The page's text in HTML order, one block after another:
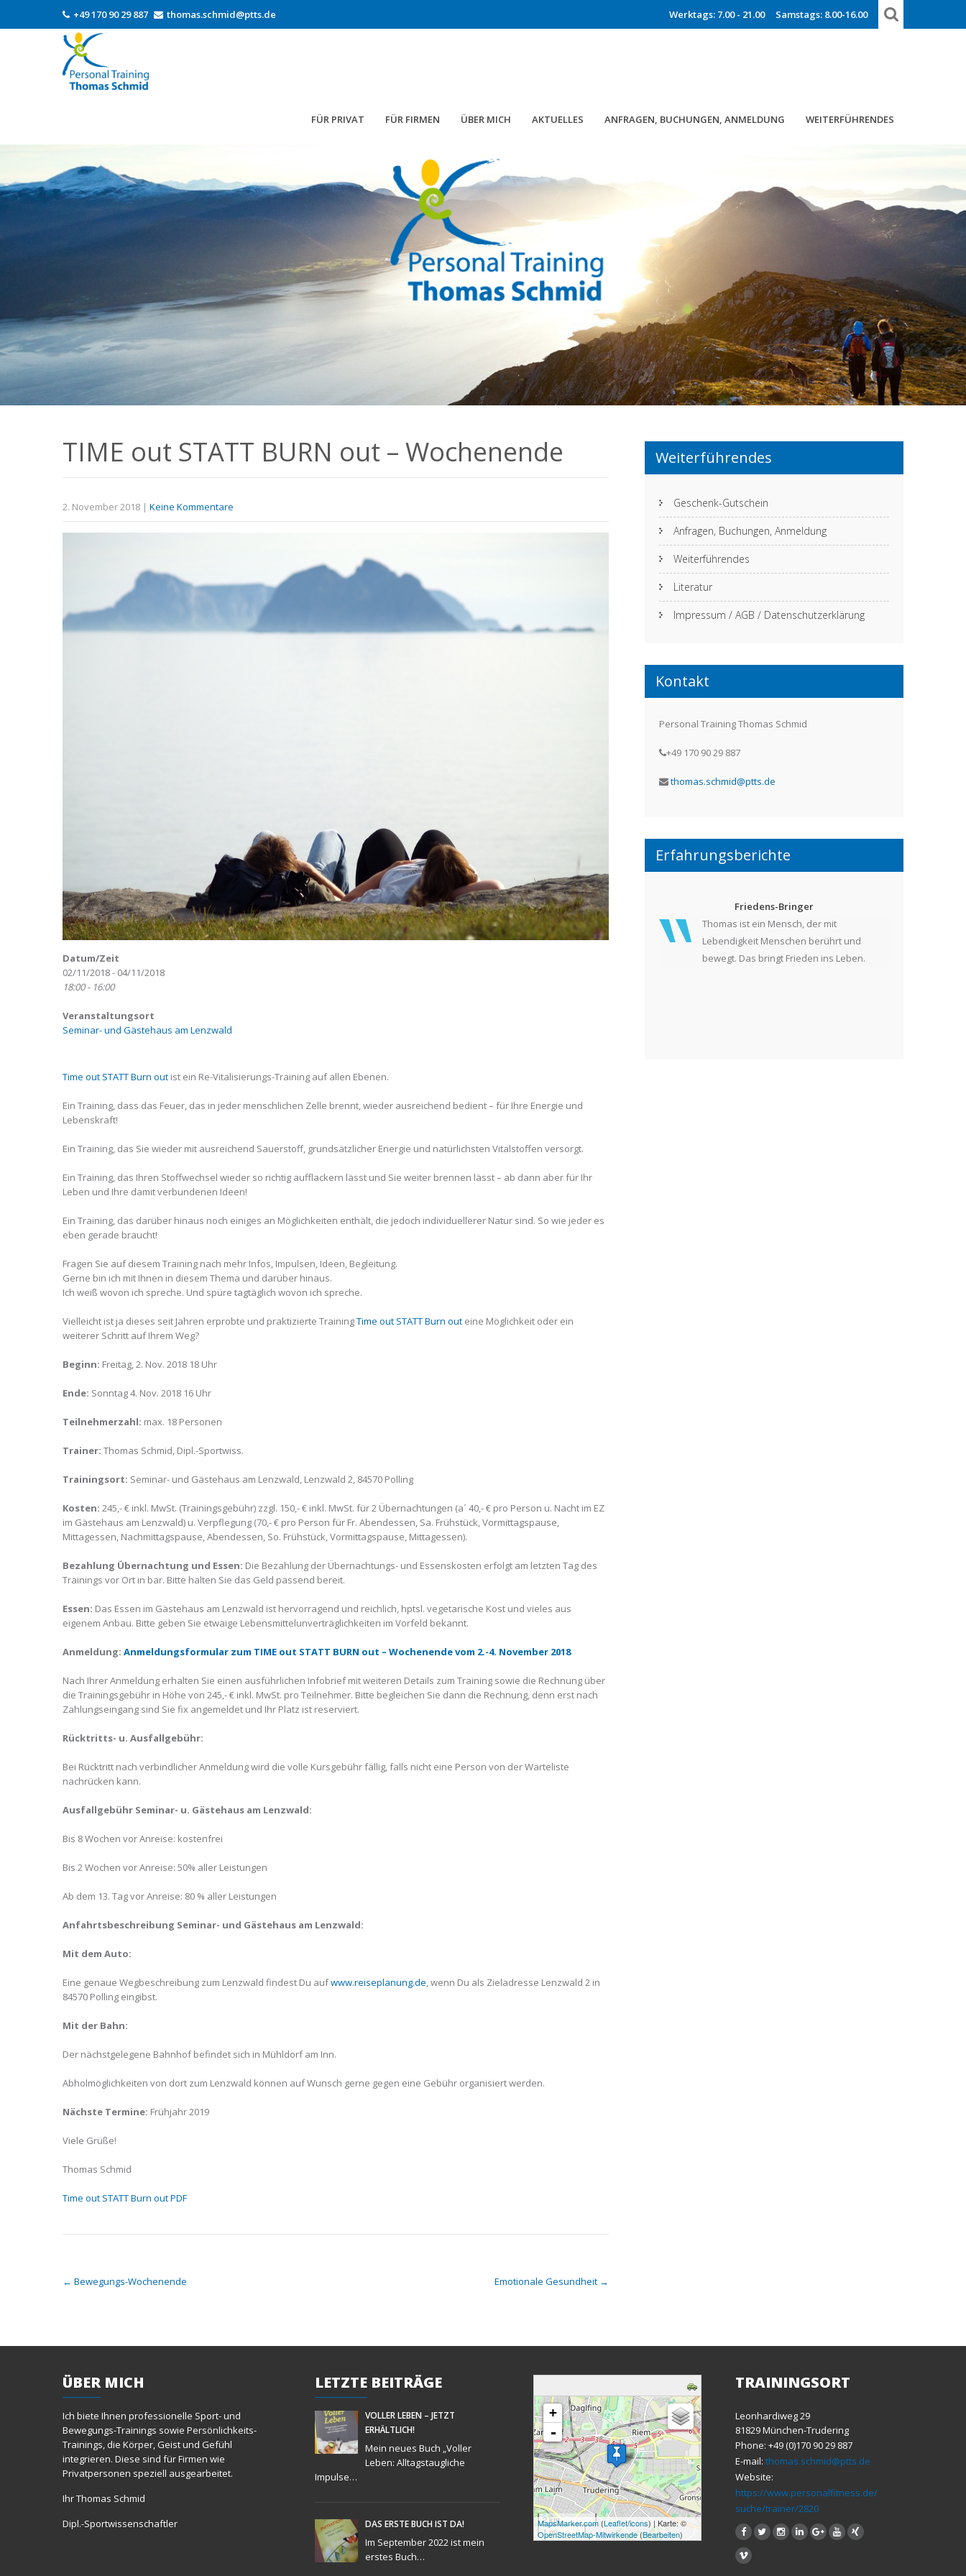
+49 170 90 29 887 thomas.schmid@ptts.de Werktags: 7.00 - 21.00 Samstags: 8.00-16.00
FÜR PRIVAT FÜR FIRMEN ÜBER MICH AKTUELLES ANFRAGEN, BUCHUNGEN, ANMELDUNG WEITERFÜHRENDES
TIME out STATT BURN out – Wochenende
2. November 2018 | Keine Kommentare
Datum/Zeit
02/11/2018 - 04/11/2018
18:00 - 16:00
Veranstaltungsort
Seminar- und Gästehaus am Lenzwald
Time out STATT Burn out ist ein Re-Vitalisierungs-Training auf allen Ebenen.
Ein Training, dass das Feuer, das in jeder menschlichen Zelle brennt, wieder ausreichend bedient – für Ihre Energie und
Lebenskraft!
Ein Training, das Sie wieder mit ausreichend Sauerstoff, grundsätzlicher Energie und natürlichsten Vitalstoffen versorgt.
Ein Training, das Ihren Stoffwechsel wieder so richtig aufflackern lässt und Sie weiter brennen lässt – ab dann aber für Ihr
Leben und Ihre damit verbundenen Ideen!
Ein Training, das darüber hinaus noch einiges an Möglichkeiten enthält, die jedoch individuellerer Natur sind. So wie jeder es
eben gerade braucht!
Fragen Sie auf diesem Training nach mehr Infos, Impulsen, Ideen, Begleitung.
Gerne bin ich mit Ihnen in diesem Thema und darüber hinaus.
Ich weiß wovon ich spreche. Und spüre tagtäglich wovon ich spreche.
Vielleicht ist ja dieses seit Jahren erprobte und praktizierte TrainingTime out STATT Burn out eine Möglichkeit oder ein
weiterer Schritt auf Ihrem Weg?
Beginn: Freitag, 2. Nov. 2018 18 Uhr
Ende: Sonntag 4. Nov. 2018 16 Uhr
Teilnehmerzahl: max. 18 Personen
Trainer: Thomas Schmid, Dipl.-Sportwiss.
Trainingsort: Seminar- und Gästehaus am Lenzwald, Lenzwald 2, 84570 Polling
Kosten: 245,- € inkl. MwSt. (Trainingsgebühr) zzgl. 150,- € inkl. MwSt. für 2 Übernachtungen (a´ 40,- € pro Person u. Nacht im EZ
im Gästehaus am Lenzwald) u. Verpflegung (70,- € pro Person für Fr. Abendessen, Sa. Frühstück, Vormittagspause,
Mittagessen, Nachmittagspause, Abendessen, So. Frühstück, Vormittagspause, Mittagessen).
Bezahlung Übernachtung und Essen: Die Bezahlung der Übernachtungs- und Essenskosten erfolgt am letzten Tag des
Trainings vor Ort in bar. Bitte halten Sie das Geld passend bereit.
Essen: Das Essen im Gästehaus am Lenzwald ist hervorragend und reichlich, hptsl. vegetarische Kost und vieles aus
eigenem Anbau. Bitte geben Sie etwaige Lebensmittelunverträglichkeiten im Vorfeld bekannt.
Anmeldung: Anmeldungsformular zum TIME out STATT BURN out – Wochenende vom 2.-4. November 2018
Nach Ihrer Anmeldung erhalten Sie einen ausführlichen Infobrief mit weiteren Details zum Training sowie die Rechnung über
die Trainingsgebühr in Höhe von 245,- € inkl. MwSt. pro Teilnehmer. Bitte begleichen Sie dann die Rechnung, denn erst nach
Zahlungseingang sind Sie fix angemeldet und Ihr Platz ist reserviert.
Rücktritts- u. Ausfallgebühr:
Bei Rücktritt nach verbindlicher Anmeldung wird die volle Kursgebühr fällig, falls nicht eine Person von der Warteliste
nachrücken kann.
Ausfallgebühr Seminar- u. Gästehaus am Lenzwald:
Bis 8 Wochen vor Anreise: kostenfrei
Bis 2 Wochen vor Anreise: 50% aller Leistungen
Ab dem 13. Tag vor Anreise: 80 % aller Leistungen
Anfahrtsbeschreibung Seminar- und Gästehaus am Lenzwald:
Mit dem Auto:
Eine genaue Wegbeschreibung zum Lenzwald findest Du aufwww.reiseplanung.de, wenn Du als Zieladresse Lenzwald 2 in
84570 Polling eingibst.
Mit der Bahn:
Der nächstgelegene Bahnhof befindet sich in Mühldorf am Inn.
Abholmöglichkeiten von dort zum Lenzwald können auf Wunsch gerne gegen eine Gebühr organisiert werden.
Nächste Termine: Frühjahr 2019
Viele Grüße!
Thomas Schmid
Time out STATT Burn out PDF
Post
← Bewegungs-Wochenende Emotionale Gesundheit →
Weiterführendes
Geschenk-Gutschein
Anfragen, Buchungen, Anmeldung
Weiterführendes
Literatur
Impressum / AGB / Datenschutzerklärung
Kontakt
Personal Training Thomas Schmid
+49 170 90 29 887
thomas.schmid@ptts.de
Erfahrungsberichte
Friedens-Bringer
Thomas ist ein Mensch, der mit
Lebendigkeit Menschen berührt und
bewegt. Das bringt Frieden ins Leben.
ÜBERMICH
Ich biete Ihnen professionelle Sport- und
Bewegungs-Trainings sowie Persönlichkeits-
Trainings, die Körper, Geist und Gefühl
integrieren. Diese sind für Firmen wie
Privatpersonen speziell ausgearbeitet.
Ihr Thomas Schmid
Dipl.-Sportwissenschaftler
LETZTEBEITRÄGE
VOLLER LEBEN – JETZT
ERHÄLTLICH!
Mein neues Buch „Voller
Leben: Alltagstaugliche
Impulse…
DAS ERSTE BUCH IST DA!
Im September 2022 ist mein
erstes Buch…
Karte wird geladen - bitte warten...
+
-
2 km
1 mi
MapsMarker.com(Leaflet/icons) | Karte: ©
OpenStreetMap-Mitwirkende(Bearbeiten)
TRAININGSORT
Leonhardiweg 29
81829 München-Trudering
Phone: +49 (0)170 90 29 887
E-mail: thomas.schmid@ptts.de
Website:
https://www.personalfitness.de/
suche/trainer/2820